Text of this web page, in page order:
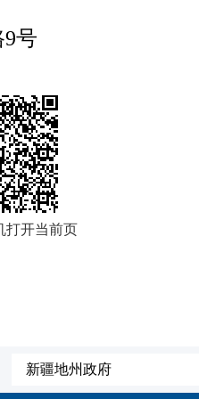
9号
打开当前页
新疆地州政府